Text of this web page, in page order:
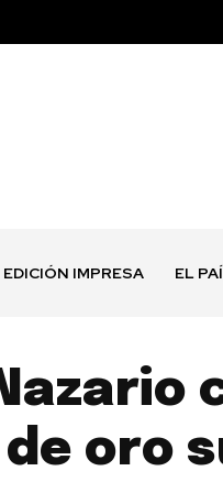
EDICIÓN IMPRESA EL
oro